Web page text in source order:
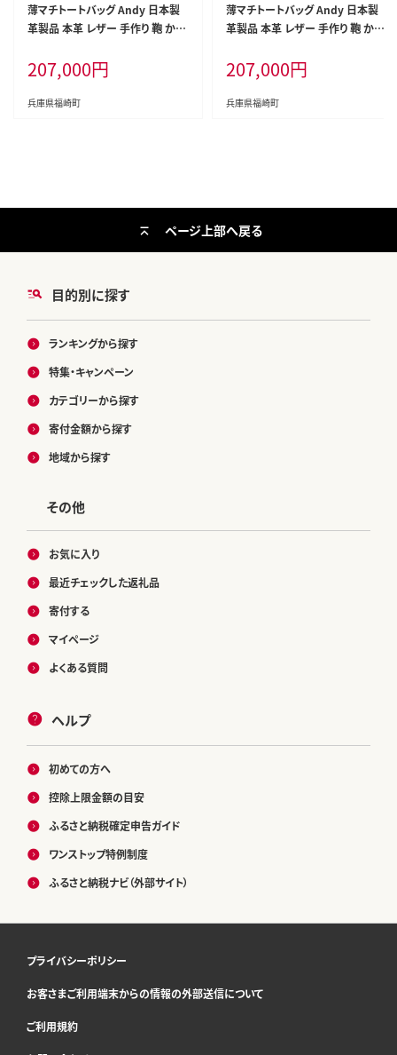
薄マチトートバッグ Andy 日本製
革製品 本革 レザー 手作り 鞄 かば
207,000円
兵庫県福崎町
薄マチトートバッグ Andy 日本製
革製品 本革 レザー 手作り 鞄 かば
207,000円
兵庫県福崎町
目的別に探す
ランキングから探す
特集・キャンペーン
カテゴリーから探す
寄付金額から探す
地域から探す
その他
お気に入り
最近チェックした返礼品
寄付する
マイページ
よくある質問
ヘルプ
初めての方へ
控除上限金額の目安
ふるさと納税確定申告ガイド
ワンストップ特例制度
ふるさと納税ナビ（外部サイト）
ページ上部へ戻る
プライバシーポリシー
お客さまご利用端末からの情報の外部送信について
ご利用規約